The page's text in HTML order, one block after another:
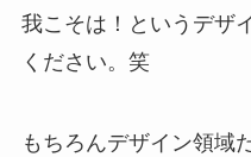
我こそは！というデザ
ください。笑
もちろんデザイン領域